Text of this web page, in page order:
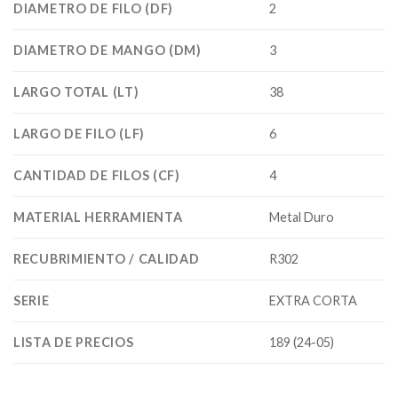
DIAMETRO DE FILO (DF) 2
DIAMETRO DE MANGO (DM) 3
LARGO TOTAL (LT) 38
LARGO DE FILO (LF) 6
CANTIDAD DE FILOS (CF) 4
MATERIAL HERRAMIENTA Metal Duro
RECUBRIMIENTO / CALIDAD R302
SERIE EXTRA CORTA
LISTA DE PRECIOS 189 (24-05)